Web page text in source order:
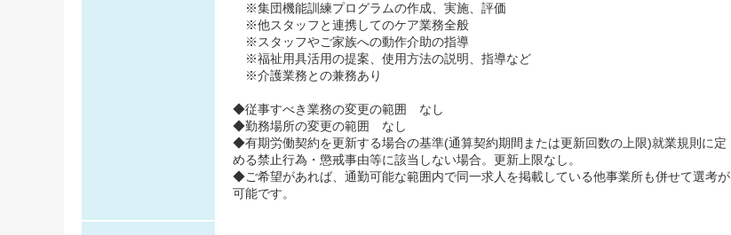
※集団機能訓練プログラムの作成、実施、評価
※他スタッフと連携してのケア業務全般
※スタッフやご家族への動作介助の指導
※福祉用具活用の提案、使用方法の説明、指導など
※介護業務との兼務あり
◆従事すべき業務の変更の範囲 なし
◆勤務場所の変更の範囲 なし
◆有期労働契約を更新する場合の基準(通算契約期間または更新回数の上限)就業規則に定
める禁止行為・懲戒事由等に該当しない場合。更新上限なし。
◆ご希望があれば、通勤可能な範囲内で同一求人を掲載している他事業所も併せて選考が
可能です。